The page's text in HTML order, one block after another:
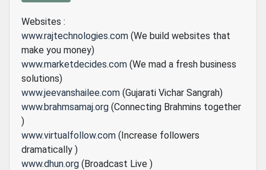
Websites :
www.rajtechnologies.com (We build websites that
make you money)
www.marketdecides.com (We mad a fresh business
solutions)
www.jeevanshailee.com (Gujarati Vichar Sangrah)
www.brahmsamaj.org (Connecting Brahmins together
)
www.virtualfollow.com (Increase followers
dramatically )
www.dhun.org (Broadcast Live )